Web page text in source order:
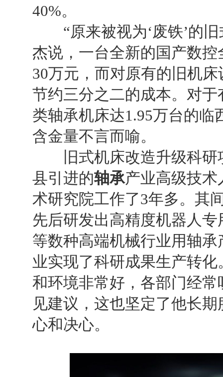
40%。
“原来被视为‘废铁’的
杰说，一台全新的国产数
30万元，而对原有的旧机
节约三分之二的成本。对于
类轴承机床达1.95万台的临
含金量不言而喻。
旧式机床改造升级科研
县引进的轴承产业高级技术
术研究院工作了3年多。其
先后研发出高精度机器人
等数种高端机械行业用轴
业实现了科研成果生产转
和环境非常好，各部门经
见建议，这也坚定了他长
心和决心。